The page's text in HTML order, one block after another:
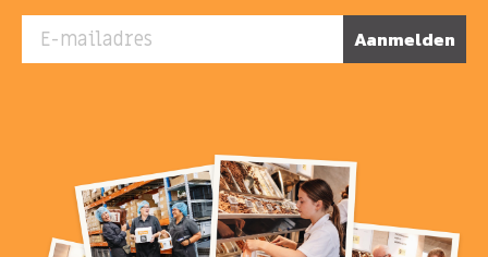
E-mailadres Aanmelden